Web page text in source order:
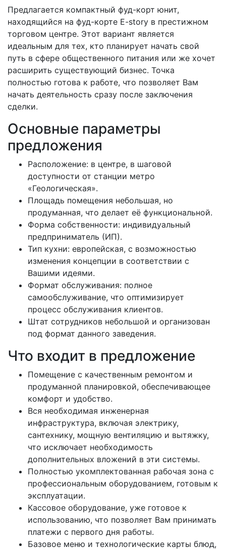
Предлагается компактный фуд-корт юнит,
находящийся на фуд-корте E-story в престижном
торговом центре. Этот вариант является
идеальным для тех, кто планирует начать свой
путь в сфере общественного питания или же хочет
расширить существующий бизнес. Точка
полностью готова к работе, что позволяет Вам
начать деятельность сразу после заключения
сделки.
Основные параметры
предложения
Расположение: в центре, в шаговой
доступности от станции метро
«Геологическая».
Площадь помещения небольшая, но
продуманная, что делает её функциональной.
Форма собственности: индивидуальный
предприниматель (ИП).
Тип кухни: европейская, с возможностью
изменения концепции в соответствии с
Вашими идеями.
Формат обслуживания: полное
самообслуживание, что оптимизирует
процесс обслуживания клиентов.
Штат сотрудников небольшой и организован
под формат данного заведения.
Что входит в предложение
Помещение с качественным ремонтом и
продуманной планировкой, обеспечивающее
комфорт и удобство.
Вся необходимая инженерная
инфраструктура, включая электрику,
сантехнику, мощную вентиляцию и вытяжку,
что исключает необходимость
дополнительных вложений в эти системы.
Полностью укомплектованная рабочая зона с
профессиональным оборудованием, готовым к
эксплуатации.
Кассовое оборудование, уже готовое к
использованию, что позволяет Вам принимать
платежи с первого дня работы.
Базовое меню и технологические карты блюд,